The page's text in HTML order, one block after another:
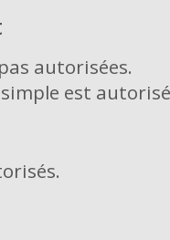
autorisées.
est